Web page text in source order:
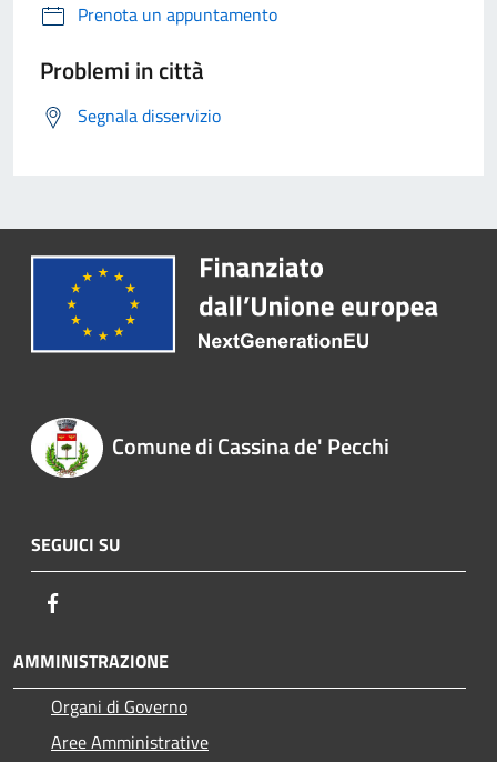
Prenota un appuntamento
Problemi in città
Segnala disservizio
Comune di Cassina de' Pecchi
SEGUICI SU
AMMINISTRAZIONE
Organi di Governo
Aree Amministrative